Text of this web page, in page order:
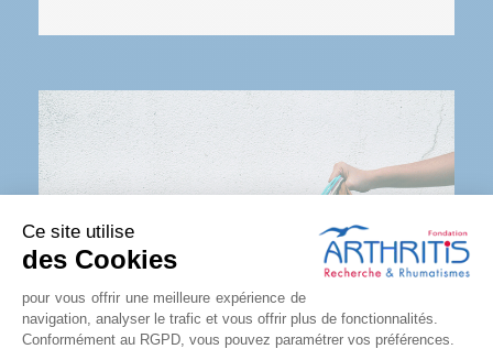
Ce site utilise
des Cookies
pour vous offrir une meilleure expérience de
navigation, analyser le trafic et vous offrir plus de fonctionnalités.
Conformément au RGPD, vous pouvez paramétrer vos préférences.